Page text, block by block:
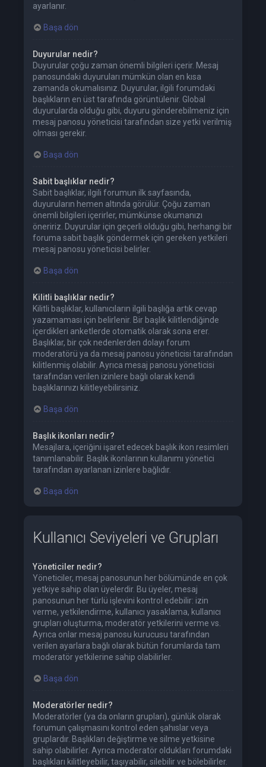
ayarlanır.
Başa dön
Duyurular nedir?
Duyurular çoğu zaman önemli bilgileri içerir. Mesaj
panosundaki duyuruları mümkün olan en kısa
zamanda okumalısınız. Duyurular, ilgili forumdaki
başlıkların en üst tarafında görüntülenir. Global
duyurularda olduğu gibi, duyuru gönderebilmeniz için
mesaj panosu yöneticisi tarafından size yetki verilmiş
olması gerekir.
Başa dön
Sabit başlıklar nedir?
Sabit başlıklar, ilgili forumun ilk sayfasında,
duyuruların hemen altında görülür. Çoğu zaman
önemli bilgileri içerirler, mümkünse okumanızı
öneririz. Duyurular için geçerli olduğu gibi, herhangi bir
foruma sabit başlık göndermek için gereken yetkileri
mesaj panosu yöneticisi belirler.
Başa dön
Kilitli başlıklar nedir?
Kilitli başlıklar, kullanıcıların ilgili başlığa artık cevap
yazamaması için belirlenir. Bir başlık kilitlendiğinde
içerdikleri anketlerde otomatik olarak sona erer.
Başlıklar, bir çok nedenlerden dolayı forum
moderatörü ya da mesaj panosu yöneticisi tarafından
kilitlenmiş olabilir. Ayrıca mesaj panosu yöneticisi
tarafından verilen izinlere bağlı olarak kendi
başlıklarınızı kilitleyebilirsiniz.
Başa dön
Başlık ikonları nedir?
Mesajlara, içeriğini işaret edecek başlık ikon resimleri
tanımlanabilir. Başlık ikonlarının kullanımı yönetici
tarafından ayarlanan izinlere bağlıdır.
Başa dön
Kullanıcı Seviyeleri ve Grupları
Yöneticiler nedir?
Yöneticiler, mesaj panosunun her bölümünde en çok
yetkiye sahip olan üyelerdir. Bu üyeler, mesaj
panosunun her türlü işlevini kontrol edebilir: izin
verme, yetkilendirme, kullanıcı yasaklama, kullanıcı
grupları oluşturma, moderatör yetkilerini verme vs.
Ayrıca onlar mesaj panosu kurucusu tarafından
verilen ayarlara bağlı olarak bütün forumlarda tam
moderatör yetkilerine sahip olabilirler.
Başa dön
Moderatörler nedir?
Moderatörler (ya da onların grupları), günlük olarak
forumun çalışmasını kontrol eden şahıslar veya
gruplardır. Başlıkları değiştirme ve silme yetkisine
sahip olabilirler. Ayrıca moderatör oldukları forumdaki
başlıkları kilitleyebilir, taşıyabilir, silebilir ve bölebilirler.